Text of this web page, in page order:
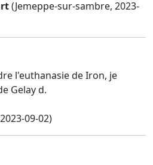
(Jemeppe-sur-sambre, 2023-
l'euthanasie de Iron, je
Gelay d.
09-02)